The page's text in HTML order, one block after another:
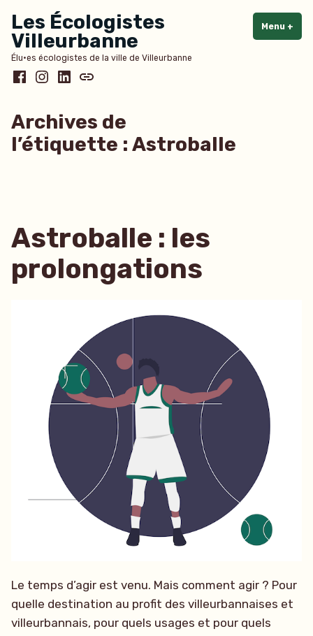
au
contenu
Les Écologistes
Villeurbanne
Élu·es écologistes de la ville de Villeurbanne
Menu +
Facebook
Instagram
LinkedInBluesky
Archives de
l’étiquette : Astroballe
Astroballe : les
prolongations
Le temps d’agir est venu. Mais comment agir ? Pour
quelle destination au profit des villeurbannaises et
villeurbannais, pour quels usages et pour quels